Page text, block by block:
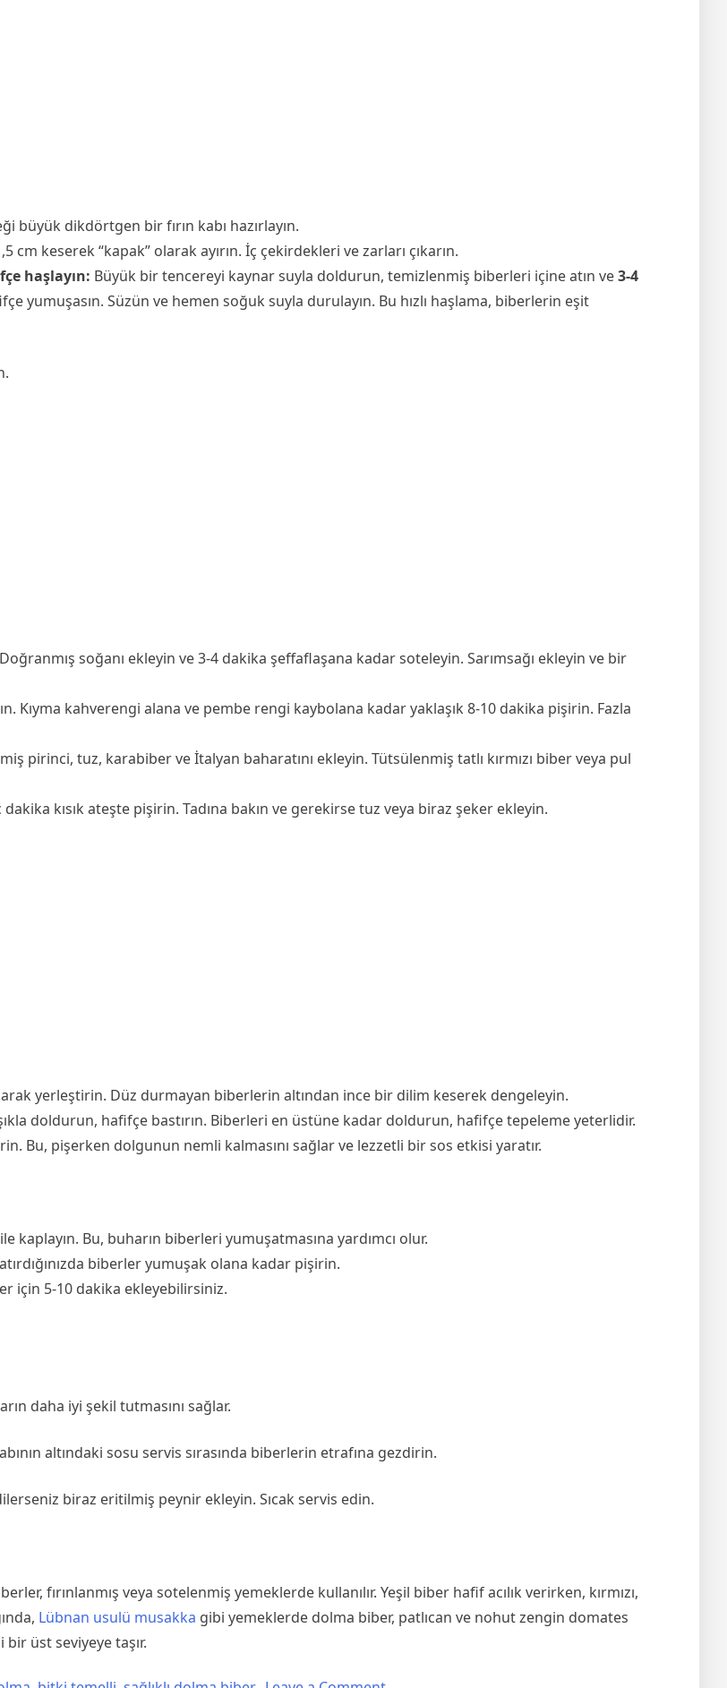
büyük dikdörtgen bir fırın kabı hazırlayın.
cm keserek “kapak” olarak ayırın. İç çekirdekleri ve zarları çıkarın.
haşlayın: Büyük bir tencereyi kaynar suyla doldurun, temizlenmiş biberleri içine atın ve3-4
yumuşasın. Süzün ve hemen soğuk suyla durulayın. Bu hızlı haşlama, biberlerin eşit
soğanı ekleyin ve 3-4 dakika şeffaflaşana kadar soteleyin. Sarımsağı ekleyin ve bir
Kıyma kahverengi alana ve pembe rengi kaybolana kadar yaklaşık 8-10 dakika pişirin. Fazla
pirinci, tuz, karabiber ve İtalyan baharatını ekleyin. Tütsülenmiş tatlı kırmızı biber veya pul
kısık ateşte pişirin. Tadına bakın ve gerekirse tuz veya biraz şeker ekleyin.
yerleştirin. Düz durmayan biberlerin altından ince bir dilim keserek dengeleyin.
doldurun, hafifçe bastırın. Biberleri en üstüne kadar doldurun, hafifçe tepeleme yeterlidir.
Bu, pişerken dolgunun nemli kalmasını sağlar ve lezzetli bir sos etkisi yaratır.
kaplayın. Bu, buharın biberleri yumuşatmasına yardımcı olur.
biberler yumuşak olana kadar pişirin.
için 5-10 dakika ekleyebilirsiniz.
daha iyi şekil tutmasını sağlar.
altındaki sosu servis sırasında biberlerin etrafına gezdirin.
biraz eritilmiş peynir ekleyin. Sıcak servis edin.
fırınlanmış veya sotelenmiş yemeklerde kullanılır. Yeşil biber hafif acılık verirken, kırmızı,
Lübnan usulü musakka gibi yemeklerde dolma biber, patlıcan ve nohut zengin domates
üst seviyeye taşır.